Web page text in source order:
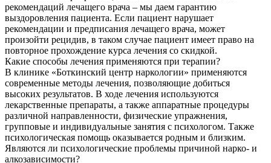
рекомендаций лечащего врача – мы даем гарантию
выздоровления пациента. Если пациент нарушает
рекомендации и предписания лечащего врача, может
произойти рецидив, в таком случае пациент имеет право на
повторное прохождение курса лечения со скидкой.
Какие способы лечения применяются при терапии?
В клинике «Боткинский центр наркологии» применяются
современные методы лечения, позволяющие добиться
высоких результатов. В ходе лечения используются
лекарственные препараты, а также аппаратные процедуры
различной направленности, физические упражнения,
групповые и индивидуальные занятия с психологом. Также
психологическая помощь оказывается родным и близким.
Являются ли психологические проблемы причиной нарко- и
алкозависимости?